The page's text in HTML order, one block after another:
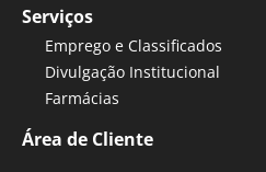
Serviços
Emprego e Classificados
Divulgação Institucional
Farmácias
Área de Cliente